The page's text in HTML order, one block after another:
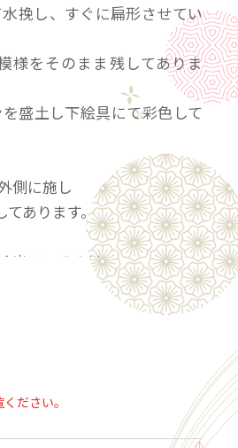
挽し、すぐに扁形させてい
様をそのまま残してありま
盛土し下絵具にて彩色して
側に施し
あります。
出ているのは
を通って
で盛り上げレリーフになっ
ール,ジュース,お茶,コーヒ
ださい。